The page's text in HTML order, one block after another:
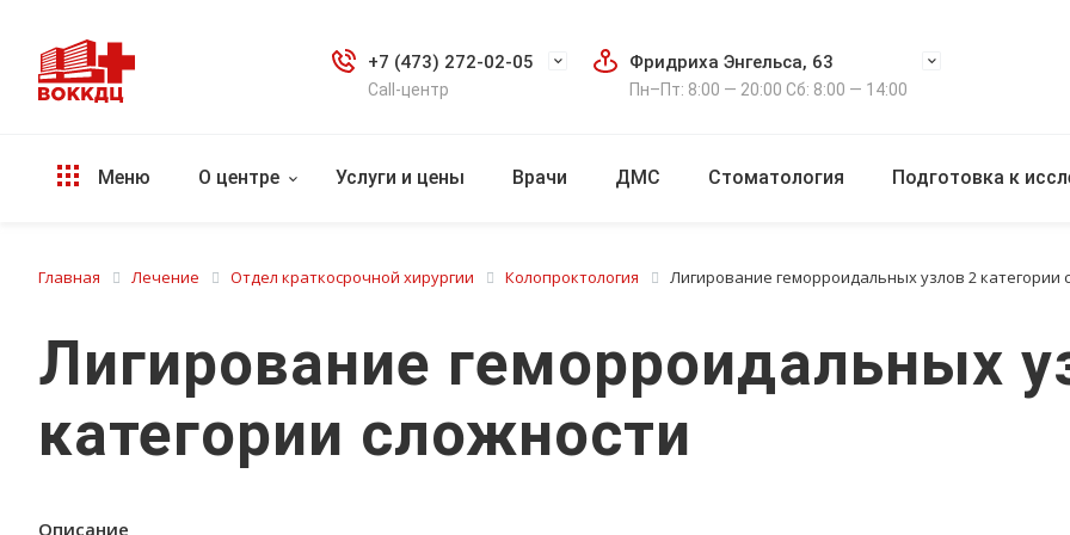
+7 (473) 272-02-05
Call-центр
Фридриха Энгельса, 63
Пн–Пт: 8:00 — 20:00 Сб: 8:00 — 14:00
Меню О центре Услуги и цены Врачи ДМС Стоматология Подготовка к
Главная Лечение Отдел краткосрочной хирургии Колопроктология Лигирование геморроидальных узлов 2 категории
Лигирование геморроидальных
категории сложности
Описание